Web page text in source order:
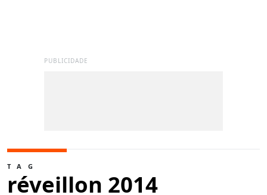
PUBLICIDADE
TAG
réveillon 2014